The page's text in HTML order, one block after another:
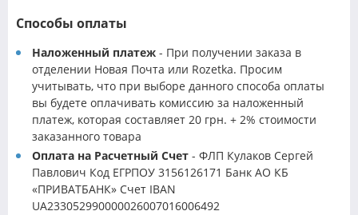
Способы оплаты
Наложенный платеж - При получении заказа в
отделении Новая Почта или Rozetka. Просим
учитывать, что при выборе данного способа оплаты
вы будете оплачивать комиссию за наложенный
платеж, которая составляет 20 грн. + 2% стоимости
заказанного товара
Оплата на Расчетный Счет - ФЛП Кулаков Сергей
Павлович Код ЕГРПОУ 3156126171 Банк АО КБ
«ПРИВАТБАНК» Счет IBAN
UA233052990000026007016006492